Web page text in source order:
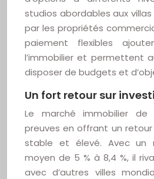
studios abordables aux
par les propriétés
paiement flexibles
l’immobilier et permettent
disposer de budgets et
Un fort retour sur
Le marché immobilier
preuves en offrant un
stable et élevé. Avec un
moyen de 5 % à 8,4 %, il
avec d’autres villes